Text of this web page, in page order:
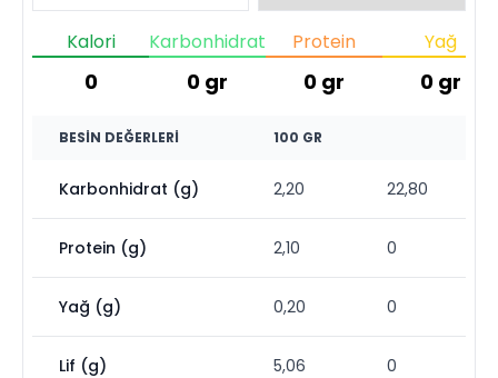
Kalori
0
Karbonhidrat
0 gr
Protein
0 gr
Yağ
0 gr
BESIN DEĞERLERI 100 GR
Karbonhidrat (g) 2,20 22,80
Protein (g) 2,10 0
Yağ (g) 0,20 0
Lif (g) 5,06 0